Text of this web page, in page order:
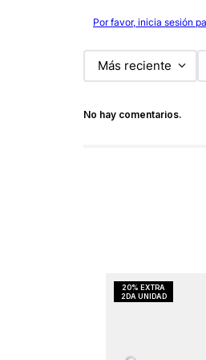
Por favor, inicia sesión
Más reciente
No hay comentarios.